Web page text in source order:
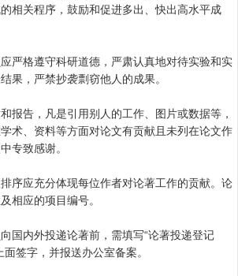
相关程序，鼓励和促进多出、快出高水平成
严格遵守科研道德，严肃认真地对待实验和实
果，严禁抄袭剽窃他人的成果。
报告，凡是引用别人的工作、图片或数据等，
术、资料等方面对论文有贡献且未列在论文作
专致感谢。
序应充分体现每位作者对论著工作的贡献。论
相应的项目编号。
国内外投递论著前，需填写“论著投递登记
签字，并报送办公室备案。